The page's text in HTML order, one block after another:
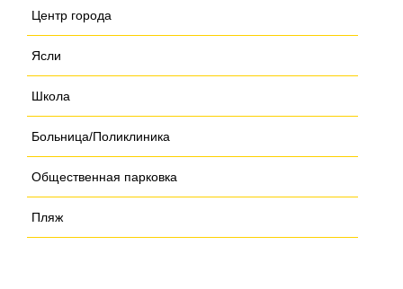
Центр города
Ясли
Школа
Больница/Поликлиника
Общественная парковка
Пляж